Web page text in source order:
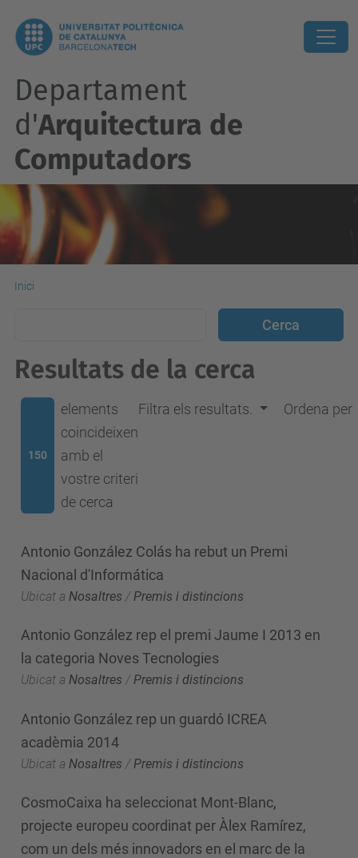
Departament
d'Arquitectura de
Computadors
Inici
Resultats de la cerca
150
elements
coincideixen
amb el
vostre criteri
de cerca
Filtra els resultats. Ordena per
Antonio González Colás ha rebut un Premi
Nacional d'Informática
Ubicat a Nosaltres / Premis i distincions
Antonio González rep el premi Jaume I 2013 en
la categoria Noves Tecnologies
Ubicat a Nosaltres /Premis i distincions
Antonio González rep un guardó ICREA
acadèmia 2014
Ubicat a Nosaltres / Premis i distincions
CosmoCaixa ha seleccionat Mont-Blanc,
projecte europeu coordinat per Àlex Ramírez,
com un dels més innovadors en el marc de la